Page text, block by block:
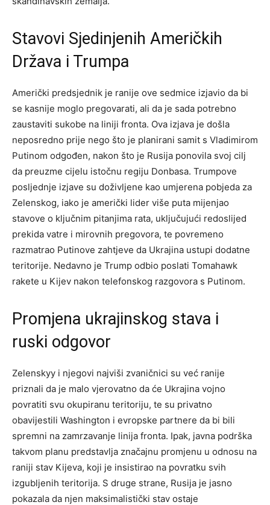
Stavovi Sjedinjenih Američkih
Država i Trumpa
Američki predsjednik je ranije ove sedmice izjavio da bi
se kasnije moglo pregovarati, ali da je sada potrebno
zaustaviti sukobe na liniji fronta. Ova izjava je došla
neposredno prije nego što je planirani samit s Vladimirom
Putinom odgođen, nakon što je Rusija ponovila svoj cilj
da preuzme cijelu istočnu regiju Donbasa. Trumpove
posljednje izjave su doživljene kao umjerena pobjeda za
Zelenskog, iako je američki lider više puta mijenjao
stavove o ključnim pitanjima rata, uključujući redoslijed
prekida vatre i mirovnih pregovora, te povremeno
razmatrao Putinove zahtjeve da Ukrajina ustupi dodatne
teritorije. Nedavno je Trump odbio poslati Tomahawk
rakete u Kijev nakon telefonskog razgovora s Putinom.
Promjena ukrajinskog stava i
ruski odgovor
Zelenskyy i njegovi najviši zvaničnici su već ranije
priznali da je malo vjerovatno da će Ukrajina vojno
povratiti svu okupiranu teritoriju, te su privatno
obavijestili Washington i evropske partnere da bi bili
spremni na zamrzavanje linija fronta. Ipak, javna podrška
takvom planu predstavlja značajnu promjenu u odnosu na
raniji stav Kijeva, koji je insistirao na povratku svih
izgubljenih teritorija. S druge strane, Rusija je jasno
pokazala da njen maksimalistički stav ostaje